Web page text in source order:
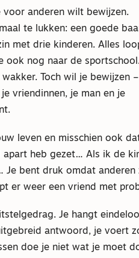
anderen wilt bewijzen.
te lukken: een goede
met drie kinderen. Alles
ook nog naar de
Toch wil je bewijzen –
vriendinnen, je man en je
leven en misschien ook
apart heb gezet… Als ik de
Je bent druk omdat
er weer een vriend met
Je hangt
antwoord, je voert
doe je niet wat je moet